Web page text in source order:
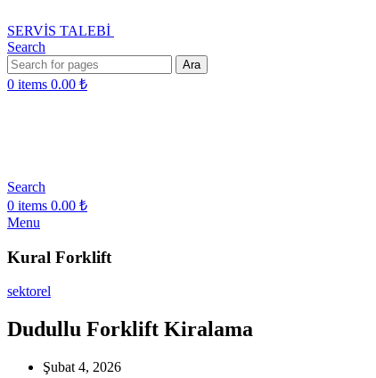
SERVİS TALEBİ
Search
Ara
0 items 0.00 ₺
Search
0 items 0.00 ₺
Menu
Kural Forklift
sektorel
Dudullu Forklift Kiralama
Şubat 4, 2026